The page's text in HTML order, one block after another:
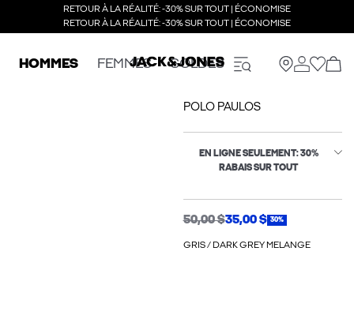
RETOUR À LA RÉALITÉ: -30% SUR TOUT | ÉCONOMISE
RETOUR À LA RÉALITÉ: -30% SUR TOUT | ÉCONOMISE
HOMMES FEMMES SOLDES
POLO PAULOS
EN LIGNE SEULEMENT: 30%
RABAIS SUR TOUT
50,00 $35,00 $ 30%
GRIS / DARK GREY MELANGE